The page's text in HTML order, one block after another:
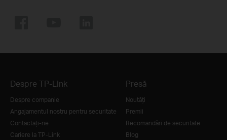
Despre TP-Link
Despre companie
Angajamentul nostru pentru securitate
Contactați-ne
Cariere la TP-Link
Presă
Noutăţi
Premii
Recomandări de securitate
Blog